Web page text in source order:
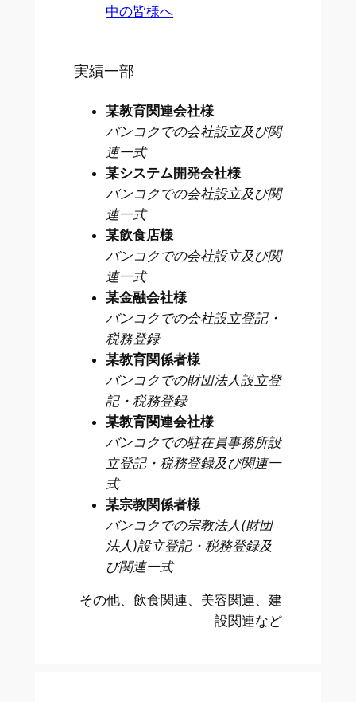
中の皆様へ
実績一部
某教育関連会社様
バンコクでの会社設立及び関
連一式
某システム開発会社様
バンコクでの会社設立及び関
連一式
某飲食店様
バンコクでの会社設立及び関
連一式
某金融会社様
バンコクでの会社設立登記・
税務登録
某教育関係者様
バンコクでの財団法人設立登
記・税務登録
某教育関連会社様
バンコクでの駐在員事務所設
立登記・税務登録及び関連一
式
某宗教関係者様
バンコクでの宗教法人(財団
法人)設立登記・税務登録及
び関連一式
その他、飲食関連、美容関連、建
設関連など